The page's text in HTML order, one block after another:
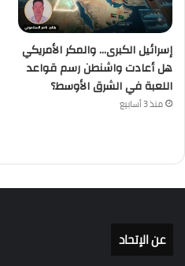
إسرائيل الكبرى… والمكر الأمريكي
هل أعادت واشنطن رسم قواعد
اللعبة في الشرق الأوسط؟
منذ 3 أسابيع
عن الإتحاد